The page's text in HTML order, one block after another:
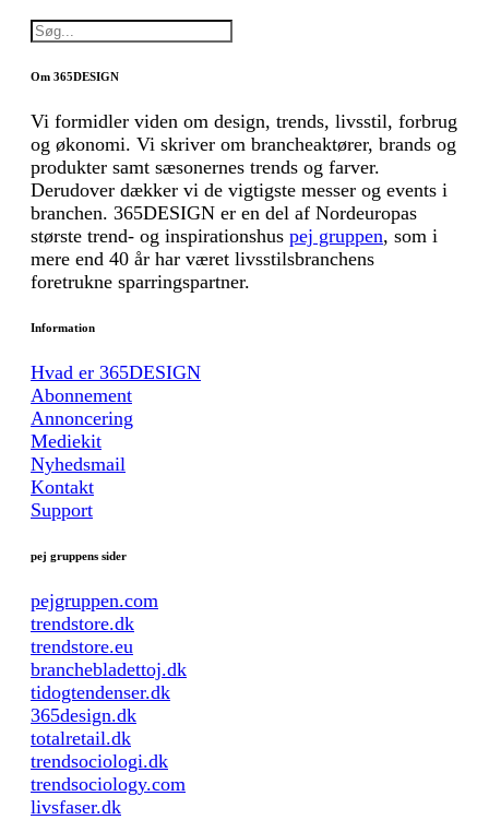
Om 365DESIGN
Vi formidler viden om design, trends, livsstil, forbrug
og økonomi. Vi skriver om brancheaktører, brands og
produkter samt sæsonernes trends og farver.
Derudover dækker vi de vigtigste messer og events i
branchen. 365DESIGN er en del af Nordeuropas
største trend- og inspirationshus pej gruppen, som i
mere end 40 år har været livsstilsbranchens
foretrukne sparringspartner.
Information
Hvad er 365DESIGN
Abonnement
Annoncering
Mediekit
Nyhedsmail
Kontakt
Support
pej gruppens sider
pejgruppen.com
trendstore.dk
trendstore.eu
branchebladettoj.dk
tidogtendenser.dk
365design.dk
totalretail.dk
trendsociologi.dk
trendsociology.com
livsfaser.dk